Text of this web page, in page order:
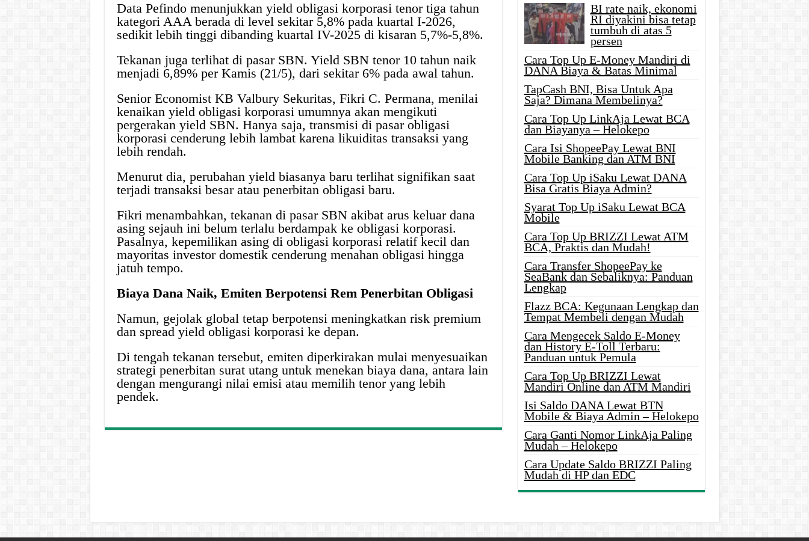
Data Pefindo menunjukkan yield obligasi korporasi tenor tiga tahun
kategori AAA berada di level sekitar 5,8% pada kuartal I-2026,
sedikit lebih tinggi dibanding kuartal IV-2025 di kisaran 5,7%-5,8%.
Tekanan juga terlihat di pasar SBN. Yield SBN tenor 10 tahun naik
menjadi 6,89% per Kamis (21/5), dari sekitar 6% pada awal tahun.
Senior Economist KB Valbury Sekuritas, Fikri C. Permana, menilai
kenaikan yield obligasi korporasi umumnya akan mengikuti
pergerakan yield SBN. Hanya saja, transmisi di pasar obligasi
korporasi cenderung lebih lambat karena likuiditas transaksi yang
lebih rendah.
Menurut dia, perubahan yield biasanya baru terlihat signifikan saat
terjadi transaksi besar atau penerbitan obligasi baru.
Fikri menambahkan, tekanan di pasar SBN akibat arus keluar dana
asing sejauh ini belum terlalu berdampak ke obligasi korporasi.
Pasalnya, kepemilikan asing di obligasi korporasi relatif kecil dan
mayoritas investor domestik cenderung menahan obligasi hingga
jatuh tempo.
Biaya Dana Naik, Emiten Berpotensi Rem Penerbitan Obligasi
Namun, gejolak global tetap berpotensi meningkatkan risk premium
dan spread yield obligasi korporasi ke depan.
Di tengah tekanan tersebut, emiten diperkirakan mulai menyesuaikan
strategi penerbitan surat utang untuk menekan biaya dana, antara lain
dengan mengurangi nilai emisi atau memilih tenor yang lebih
pendek.
BI rate naik, ekonomi
RI diyakini bisa tetap
tumbuh di atas 5
persen
Cara Top Up E-Money Mandiri di
DANA Biaya & Batas Minimal
TapCash BNI, Bisa Untuk Apa
Saja? Dimana Membelinya?
Cara Top Up LinkAja Lewat BCA
dan Biayanya – Helokepo
Cara Isi ShopeePay Lewat BNI
Mobile Banking dan ATM BNI
Cara Top Up iSaku Lewat DANA
Bisa Gratis Biaya Admin?
Syarat Top Up iSaku Lewat BCA
Mobile
Cara Top Up BRIZZI Lewat ATM
BCA, Praktis dan Mudah!
Cara Transfer ShopeePay ke
SeaBank dan Sebaliknya: Panduan
Lengkap
Flazz BCA: Kegunaan Lengkap dan
Tempat Membeli dengan Mudah
Cara Mengecek Saldo E-Money
dan History E-Toll Terbaru:
Panduan untuk Pemula
Cara Top Up BRIZZI Lewat
Mandiri Online dan ATM Mandiri
Isi Saldo DANA Lewat BTN
Mobile & Biaya Admin – Helokepo
Cara Ganti Nomor LinkAja Paling
Mudah – Helokepo
Cara Update Saldo BRIZZI Paling
Mudah di HP dan EDC